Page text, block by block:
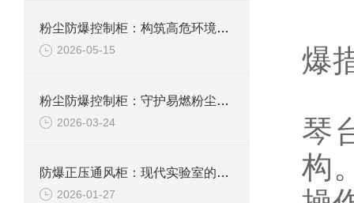
粉尘防爆控制柜：构筑高危环境下的电气安全屏障
2026-05-15
粉尘防爆控制柜：守护易燃粉尘环境下的电气安全
2026-03-24
防爆正压通风柜：现代实验室的安全屏障
2026-01-27
爆
琴
构